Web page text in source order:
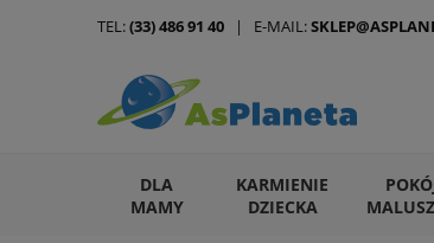
DLA
MAMY
KARMIENIE
DZIECKA
TEL:(33) 486 91 40 | E-MAIL: